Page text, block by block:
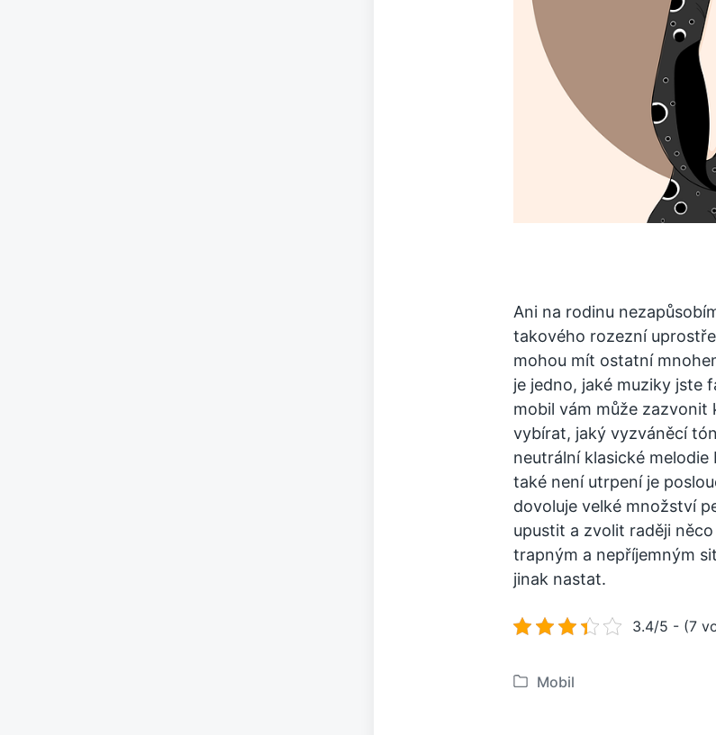
Ani na rodinu
takového rozezní
mohou mít ostatní
je jedno, jaké muziky jste
mobil vám může
vybírat, jaký vyzváněcí
neutrální klasické
také není utrpení je
dovoluje velké množství
upustit a zvolit raději
trapným a nepříjemným
jinak nastat.
3.4/5 - (7
P
Mobil